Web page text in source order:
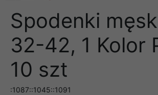
Spodenki
32-42, 1 Kolor
10 szt
:1087::1045::1091